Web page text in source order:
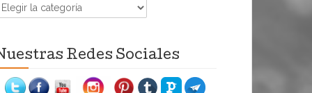
Redes Sociales